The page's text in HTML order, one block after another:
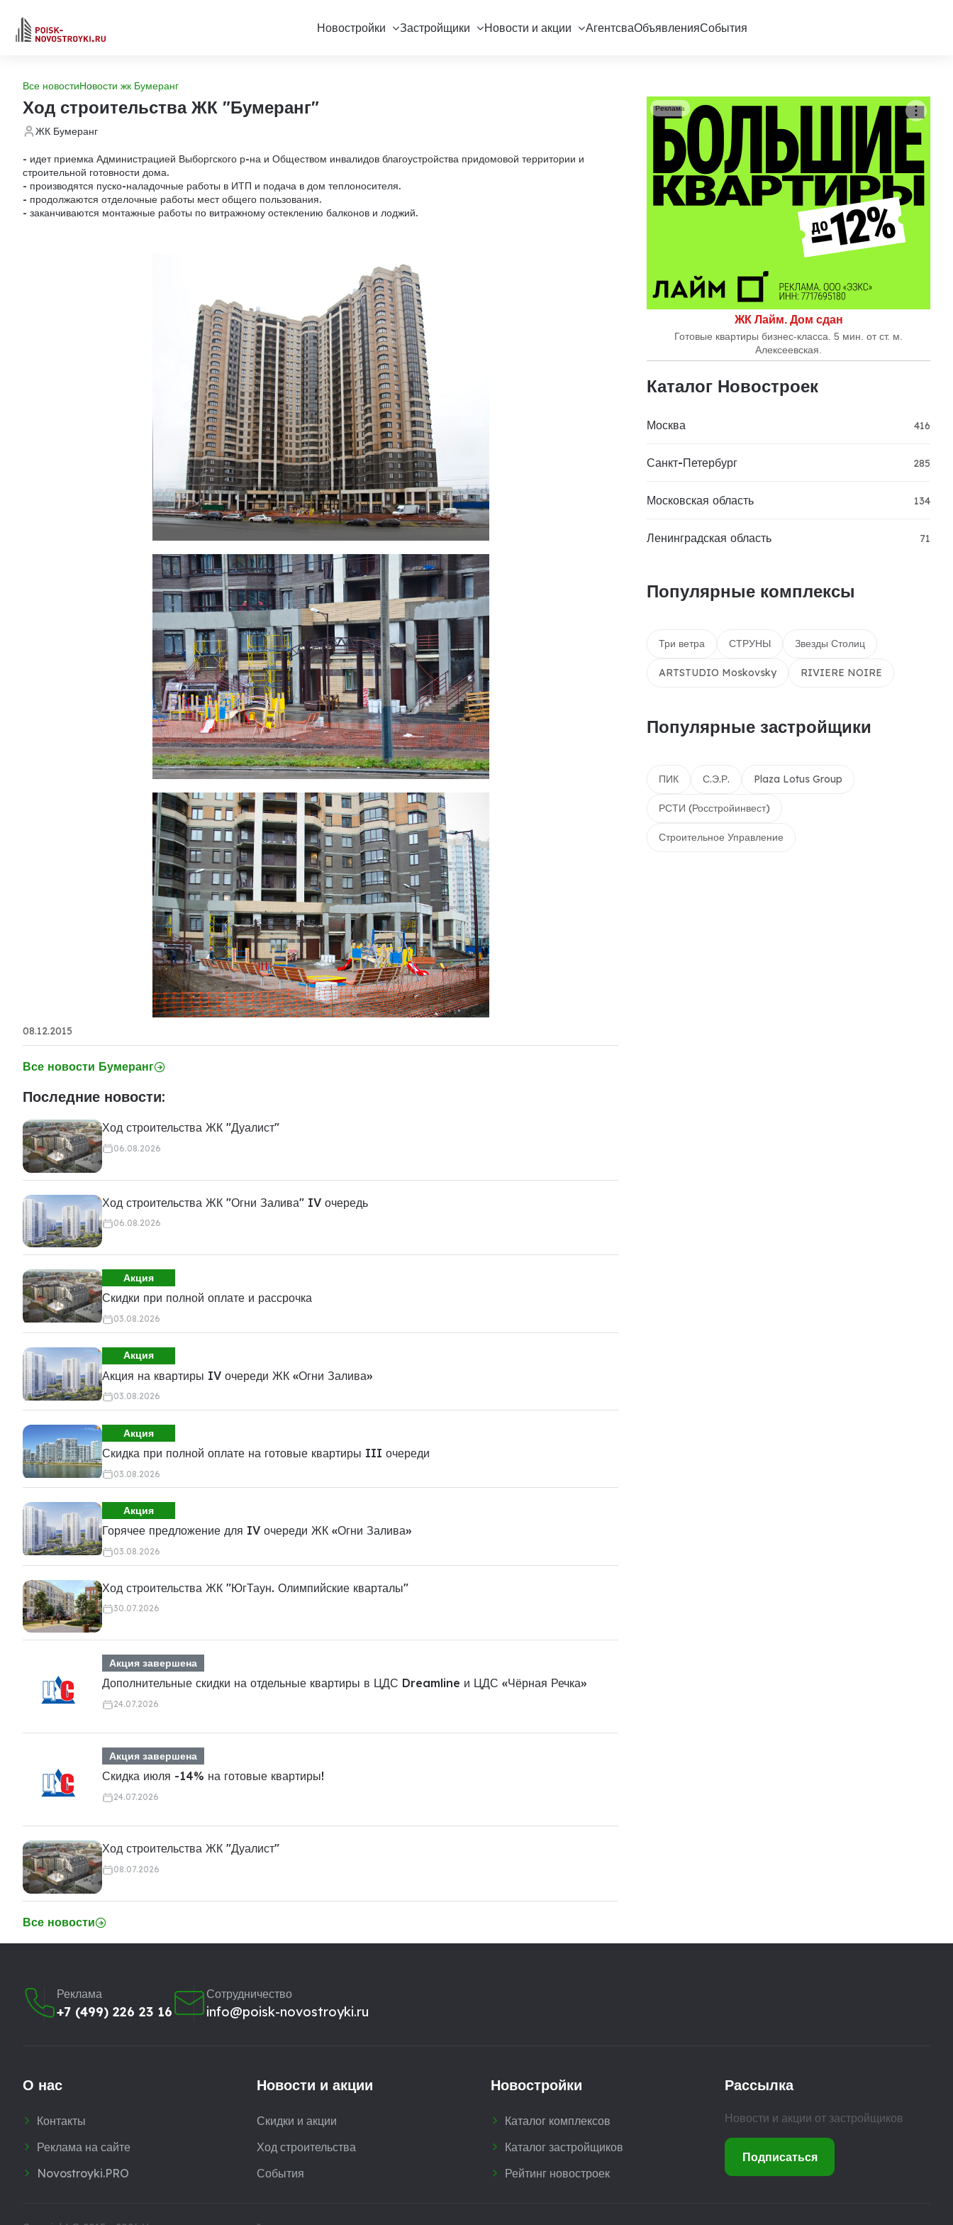
Новостройки Застройщики Новости и акции АгентсваОбъявленияСобытия
Все новостиНовости жк Бумеранг
Ход строительства ЖК "Бумеранг"
ЖК Бумеранг
- идет приемка Администрацией Выборгского р-на и Обществом инвалидов благоустройства придомовой территории и
строительной готовности дома.
- производятся пуско-наладочные работы в ИТП и подача в дом теплоносителя.
- продолжаются отделочные работы мест общего пользования.
- заканчиваются монтажные работы по витражному остеклению балконов и лоджий.
08.12.2015
Все новости Бумеранг
Последние новости:
Ход строительства ЖК "Дуалист"
06.08.2026
Ход строительства ЖК "Огни Залива" IV очередь
06.08.2026
Акция
Скидки при полной оплате и рассрочка
03.08.2026
Акция
Акция на квартиры IV очереди ЖК «Огни Залива»
03.08.2026
Акция
Скидка при полной оплате на готовые квартиры III очереди
03.08.2026
Акция
Горячее предложение для IV очереди ЖК «Огни Залива»
03.08.2026
Ход строительства ЖК "ЮгТаун. Олимпийские кварталы"
30.07.2026
Акция завершена
Дополнительные скидки на отдельные квартиры в ЦДС Dreamline и ЦДС «Чёрная Речка»
24.07.2026
Акция завершена
Скидка июля -14% на готовые квартиры!
24.07.2026
Ход строительства ЖК "Дуалист"
08.07.2026
Все новости
ЖК Лайм. Дом сдан
Готовые квартиры бизнес-класса. 5 мин. от ст. м.
Алексеевская.
Реклама
Каталог Новостроек
Москва 416
Санкт-Петербург 285
Московская область 134
Ленинградская область 71
Популярные комплексы
Три ветра СТРУНЫ Звезды Столиц
ARTSTUDIO Moskovsky RIVIERE NOIRE
Популярные застройщики
ПИК С.Э.Р. Plaza Lotus Group
РСТИ (Росстройинвест)
Строительное Управление
Реклама
+7 (499) 226 23 16
Сотрудничество
info@poisk-novostroyki.ru
О нас
Контакты
Реклама на сайте
Novostroyki.PRO
Новости и акции
Скидки и акции
Ход строительства
События
Новостройки
Каталог комплексов
Каталог застройщиков
Рейтинг новостроек
Рассылка
Новости и акции от застройщиков
Подписаться